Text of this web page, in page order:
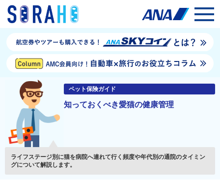
ペット保険ガイド
知っておくべき愛猫の健康管理
ライフステージ別に猫を病院へ連れて行く頻度や年代別の通院のタイミン
グについて解説します。